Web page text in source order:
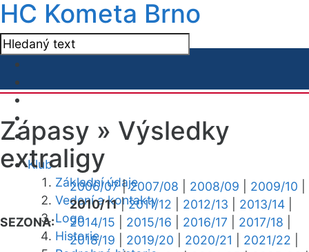
HC Kometa Brno
Klub
Základní údaje
Vedení a kontakty
Logo
Historie
Zápasy » Výsledky
extraligy
SEZONA:
2006/07|2007/08 2008/09 2009/10
2010/11|2011/12 2012/13 2013/14
2014/15
2015/16 2016/17 2017/18
2018/19
2019/20 2020/21 2021/22